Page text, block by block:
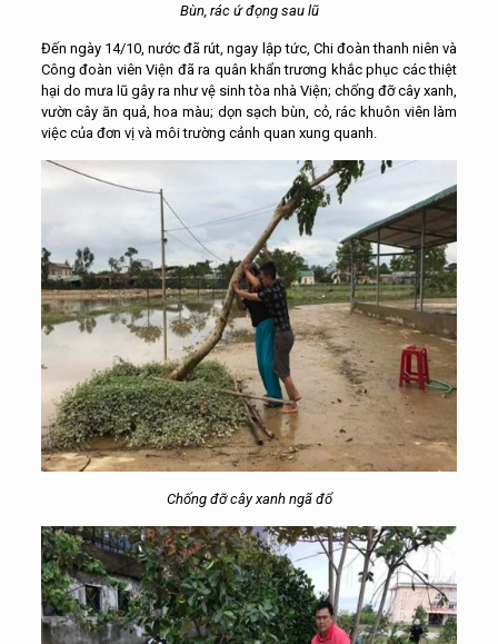
Bùn, rác ứ đọng sau lũ
Đến ngày 14/10, nước đã rút, ngay lập tức, Chi đoàn thanh niên và
Công đoàn viên Viện đã ra quân khẩn trương khắc phục các thiệt
hại do mưa lũ gây ra như vệ sinh tòa nhà Viện; chống đỡ cây xanh,
vườn cây ăn quả, hoa màu; dọn sạch bùn, cỏ, rác khuôn viên làm
việc của đơn vị và môi trường cảnh quan xung quanh.
Chống đỡ cây xanh ngã đổ